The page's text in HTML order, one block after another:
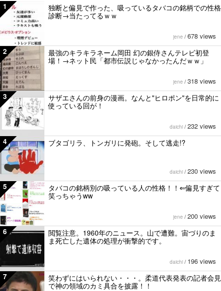
1
独断と偏見で作った、吸っているタバコの銘柄での性格
診断→当たってるｗｗ
jene / 678 views
2
最強のキラキラネーム岡田 幻の銀侍さんテレビ初登
場！→ネット民「都市伝説じゃなかったんだｗｗ」
jene / 318 views
3
サザエさんの前身の漫画。なんと"ヒロポン"を日常的に
使っている回が！
daichi / 232 views
4 ブタゴリラ、トンガリに発砲。そして逃走!?
daichi / 230 views
5
タバコの銘柄別の吸っている人の性格！！⇐偏見すぎて
笑っちゃうww
jene / 200 views
6
閲覧注意。1960年のニュース。山で遭難。宙づりのま
ま死亡した遺体の処理が衝撃的です。
daichi / 196 views
7
笑わずにはいられない・・・。柔道代表発表の記者会見
で神の領域のカミ具合を披露！！